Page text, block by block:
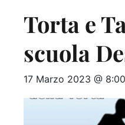
Torta e
scuola
17 Marzo 2023 @ 8:00